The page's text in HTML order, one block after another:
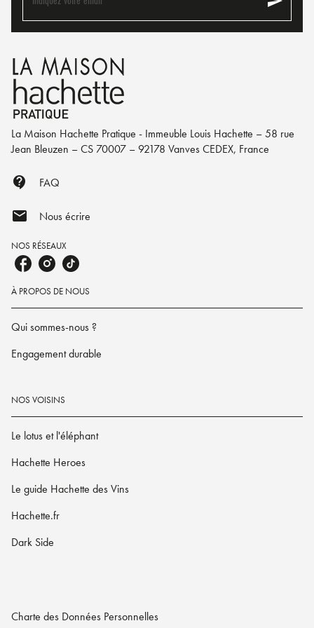
La Maison Hachette Pratique - Immeuble Louis Hachette – 58 rue
Jean Bleuzen – CS 70007 – 92178 Vanves CEDEX, France
contact_support FAQ
mail Nous écrire
NOS RÉSEAUX
À PROPOS DE NOUS
Qui sommes-nous ?
Engagement durable
NOS VOISINS
Le lotus et l'éléphant
Hachette Heroes
Le guide Hachette des Vins
Hachette.fr
Dark Side
Charte des Données Personnelles